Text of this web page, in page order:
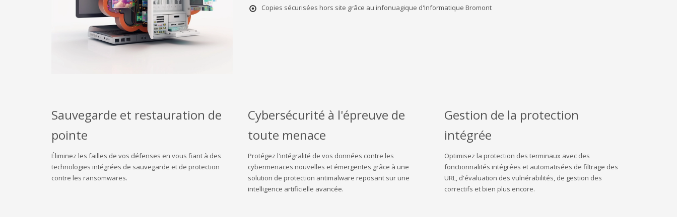
Copies sécurisées hors site grâce au infonuagique d'Informatique Bromont
Sauvegarde et restauration de
pointe
Éliminez les failles de vos défenses en vous fiant à des
technologies intégrées de sauvegarde et de protection
contre les ransomwares.
Cybersécurité à l'épreuve de
toute menace
Protégez l'intégralité de vos données contre les
cybermenaces nouvelles et émergentes grâce à une
solution de protection antimalware reposant sur une
intelligence artificielle avancée.
Gestion de la protection
intégrée
Optimisez la protection des terminaux avec des
fonctionnalités intégrées et automatisées de filtrage des
URL, d'évaluation des vulnérabilités, de gestion des
correctifs et bien plus encore.